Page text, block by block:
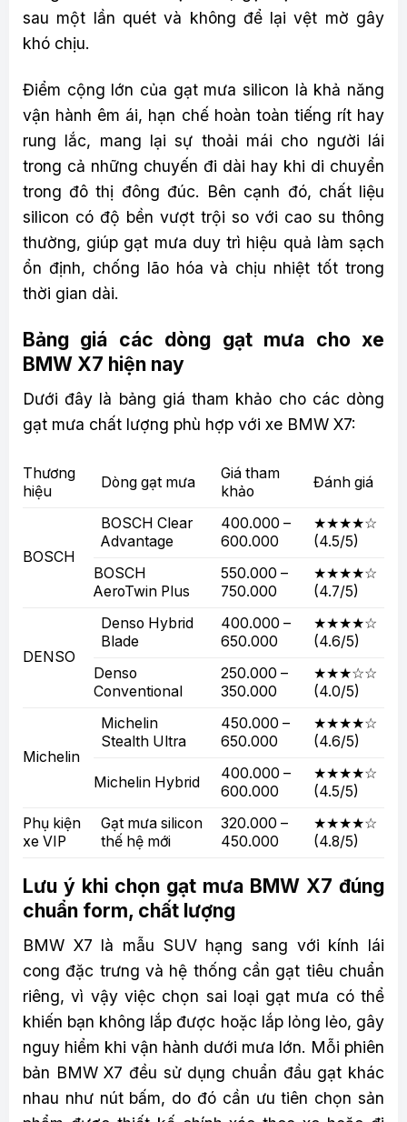
sau một lần quét và không để lại vệt mờ gây
khó chịu.
Điểm cộng lớn của gạt mưa silicon là khả năng
vận hành êm ái, hạn chế hoàn toàn tiếng rít hay
rung lắc, mang lại sự thoải mái cho người lái
trong cả những chuyến đi dài hay khi di chuyển
trong đô thị đông đúc. Bên cạnh đó, chất liệu
silicon có độ bền vượt trội so với cao su thông
thường, giúp gạt mưa duy trì hiệu quả làm sạch
ổn định, chống lão hóa và chịu nhiệt tốt trong
thời gian dài.
Bảng giá các dòng gạt mưa cho xe
BMW X7 hiện nay
Dưới đây là bảng giá tham khảo cho các dòng
gạt mưa chất lượng phù hợp với xe BMW X7:
Thương
hiệu
Dòng gạt mưa
Giá tham
khảo
Đánh giá
BOSCH
BOSCH Clear
Advantage
400.000 –
600.000
★★★★☆
(4.5/5)
BOSCH
AeroTwin Plus
550.000 –
750.000
★★★★☆
(4.7/5)
DENSO
Denso Hybrid
Blade
400.000 –
650.000
★★★★☆
(4.6/5)
Denso
Conventional
250.000 –
350.000
★★★☆☆
(4.0/5)
Michelin
Michelin
Stealth Ultra
450.000 –
650.000
★★★★☆
(4.6/5)
Michelin Hybrid
400.000 –
600.000
★★★★☆
(4.5/5)
Phụ kiện
xe VIP
Gạt mưa silicon
thế hệ mới
320.000 –
450.000
★★★★☆
(4.8/5)
Lưu ý khi chọn gạt mưa BMW X7 đúng
chuẩn form, chất lượng
BMW X7 là mẫu SUV hạng sang với kính lái
cong đặc trưng và hệ thống cần gạt tiêu chuẩn
riêng, vì vậy việc chọn sai loại gạt mưa có thể
khiến bạn không lắp được hoặc lắp lỏng lẻo, gây
nguy hiểm khi vận hành dưới mưa lớn. Mỗi phiên
bản BMW X7 đều sử dụng chuẩn đầu gạt khác
nhau như nút bấm, do đó cần ưu tiên chọn sản